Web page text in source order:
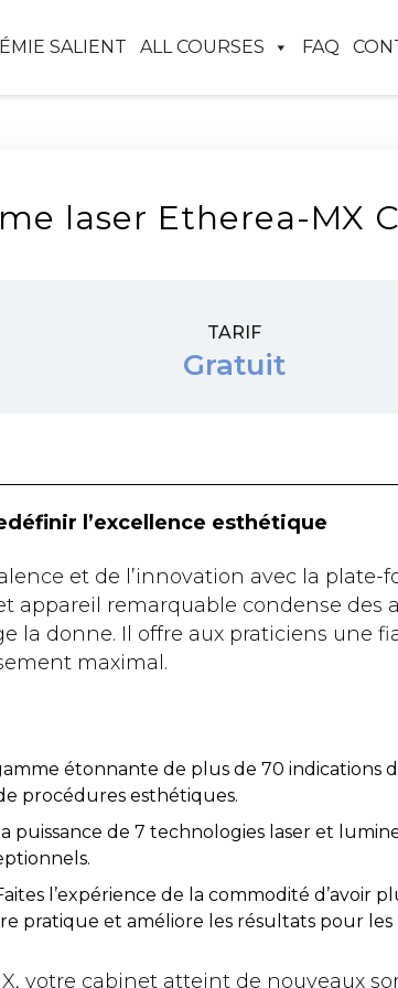
SALIENT ALL COURSES FAQ
laser Etherea-MX
TARIF
Gratuit
l’excellence esthétique
et de l’innovation avec la plate-
appareil remarquable condense des
la donne. Il offre aux praticiens une
maximal.
étonnante de plus de 70 indications
procédures esthétiques.
puissance de 7 technologies laser et
l’expérience de la commodité d’avoir
pratique et améliore les résultats pour les
votre cabinet atteint de nouveaux